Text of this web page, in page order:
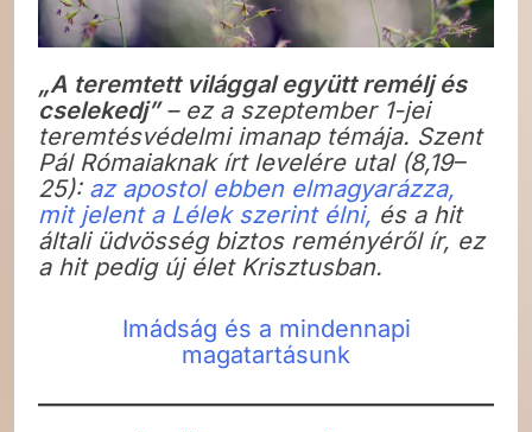
„A teremtett világgal együtt remélj és
cselekedj”– ez a szeptember 1-jei
teremtésvédelmi imanap témája. Szent
Pál Rómaiaknak írt levelére utal (8,19–
25): az apostol ebben elmagyarázza,
mit jelent a Lélek szerint élni, és a hit
általi üdvösség biztos reményéről ír, ez
a hit pedig új élet Krisztusban.
Imádság és a mindennapi
magatartásunk